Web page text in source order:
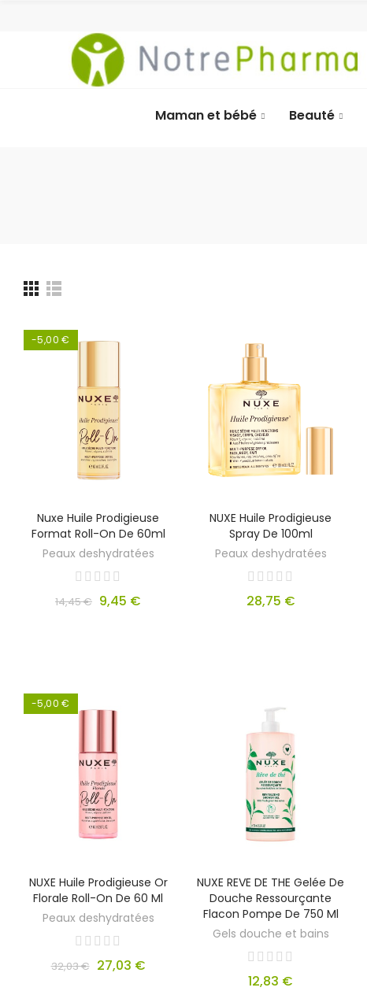
Maman et bébé Beauté
-5,00 €
Nuxe Huile Prodigieuse
Format Roll-On De 60ml
Peaux deshydratées
14,45 € 9,45 €
NUXE Huile Prodigieuse
Spray De 100ml
Peaux deshydratées
28,75 €
-5,00 €
NUXE Huile Prodigieuse Or
Florale Roll-On De 60 Ml
Peaux deshydratées
32,03 € 27,03 €
NUXE REVE DE THE Gelée De
Douche Ressourçante
Flacon Pompe De 750 Ml
Gels douche et bains
12,83 €